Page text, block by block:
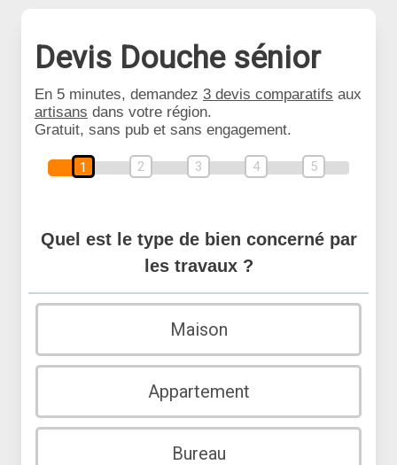
Devis Douche sénior
En 5 minutes, demandez 3 devis comparatifs aux
artisans dans votre région.
Gratuit, sans pub et sans engagement.
1 2 3 4 5
Quel est le type de bien concerné par
les travaux ?
Maison
Appartement
Bureau